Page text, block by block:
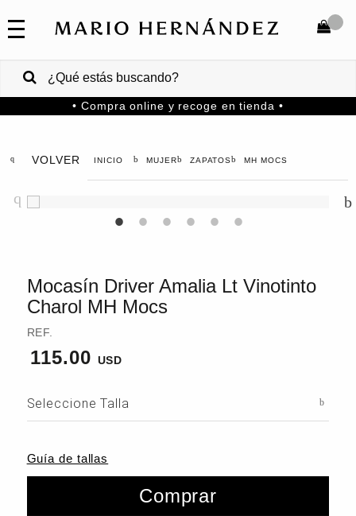
COLECCIONES
VENTAS
CORPORATIVAS
Venezuela
COMPRAR
• Compra online y recoge en tienda •
VOLVER MUJER ZAPATOS MH MOCS
Mocasín Driver Amalia Lt Vinotinto
Charol MH Mocs
REF.
115.00
Seleccione Talla
Guía de tallas
Comprar